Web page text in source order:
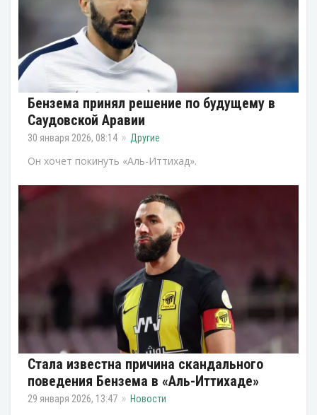
Бензема принял решение по будущему в
Саудовской Аравии
30 января 2026, 08:14 Другие
Он хочет покинуть «Аль-Иттихад».
Стала известна причина скандального
поведения Бензема в «Аль-Иттихаде»
29 января 2026, 13:47 Новости